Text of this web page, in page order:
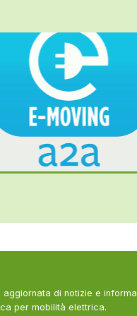
di notizie e
per mobilità elettrica.